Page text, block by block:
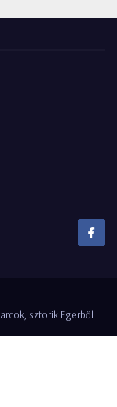
sztorik Egerből